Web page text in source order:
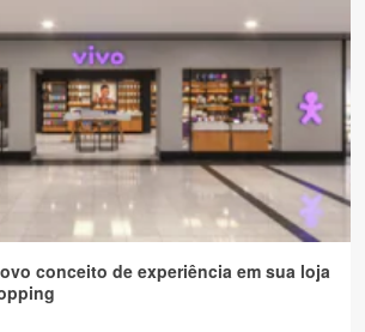
conceito de experiência em sua loja